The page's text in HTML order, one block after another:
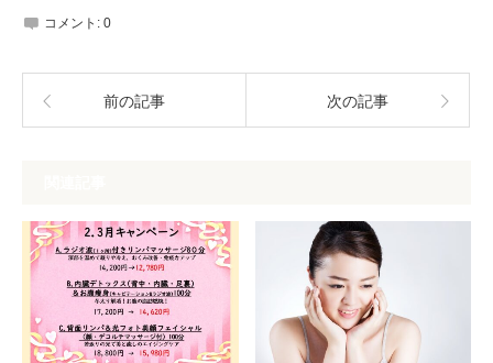
コメント: 0
前の記事 次の記事